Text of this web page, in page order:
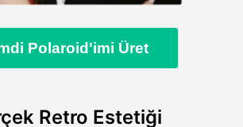
Polaroid'imi Üret
Retro Estetiği